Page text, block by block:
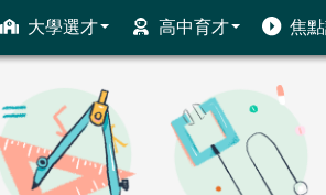
大學選才 高中育才 焦
助系統